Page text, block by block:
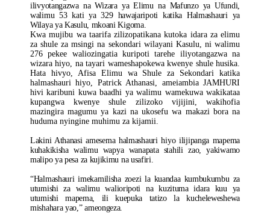
ilivyotangazwa na Wizara ya Elimu na Mafunzo ya Ufundi,
walimu 53 kati ya 329 hawajaripoti katika Halmashauri ya
Wilaya ya Kasulu, mkoani Kigoma.
Kwa mujibu wa taarifa zilizopatikana kutoka idara za elimu
za shule za msingi na sekondari wilayani Kasulu, ni walimu
276 pekee waliozingatia kuripoti tarehe iliyotangazwa na
wizara hiyo, na tayari wameshapokewa kwenye shule husika.
Hata hivyo, Afisa Elimu wa Shule za Sekondari katika
halmashauri hiyo, Patrick Athanasi, ameiambia JAMHURI
hivi karibuni kuwa baadhi ya walimu wamekuwa wakikataa
kupangwa kwenye shule zilizoko vijijini, wakihofia
mazingira magumu ya kazi na ukosefu wa makazi bora na
huduma nyingine muhimu za kijamii.
Lakini Athanasi amesema halmashauri hiyo ilijipanga mapema
kuhakikisha walimu wapya wanapata stahili zao, yakiwamo
malipo ya pesa za kujikimu na usafiri.
“Halmashauri imekamilisha zoezi la kuandaa kumbukumbu za
utumishi za walimu walioripoti na kuzituma idara kuu ya
utumishi mapema, ili kuepuka tatizo la kucheleweshewa
mishahara yao,” ameongeza.